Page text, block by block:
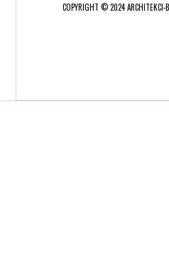
COPYRIGHT © 2024 ARCHITEKCI-